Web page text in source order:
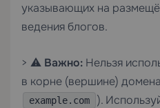
указывающих на
ведения блогов.
> ⚠️ Важно: Нельзя
в корне (вершине)
example.com
).